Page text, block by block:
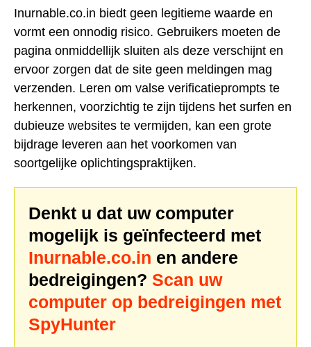
Inurnable.co.in biedt geen legitieme waarde en
vormt een onnodig risico. Gebruikers moeten de
pagina onmiddellijk sluiten als deze verschijnt en
ervoor zorgen dat de site geen meldingen mag
verzenden. Leren om valse verificatieprompts te
herkennen, voorzichtig te zijn tijdens het surfen en
dubieuze websites te vermijden, kan een grote
bijdrage leveren aan het voorkomen van
soortgelijke oplichtingspraktijken.
Denkt u dat uw computer
mogelijk is geïnfecteerd met
Inurnable.co.in en andere
bedreigingen? Scan uw
computer op bedreigingen met
SpyHunter